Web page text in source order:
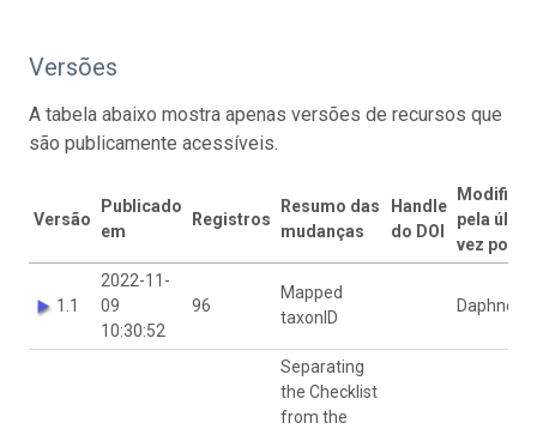
Versões
A tabela abaixo mostra apenas versões de recursos que
são publicamente acessíveis.
Versão
Publicado
em
Registros
Resumo das
mudanças
Handle
do DOI
pela
vez por
1.1
2022-11-
09
10:30:52
96
Mapped
taxonID
Daphne
Separating
the Checklist
from the